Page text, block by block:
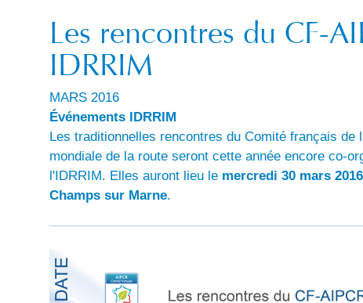
Les rencontres du CF-
IDRRIM
MARS 2016
Événements IDRRIM
Les traditionnelles rencontres du Comité français de
mondiale de la route seront cette année encore co-
l'IDRRIM. Elles auront lieu le mercredi 30 mars 2016
Champs sur Marne.